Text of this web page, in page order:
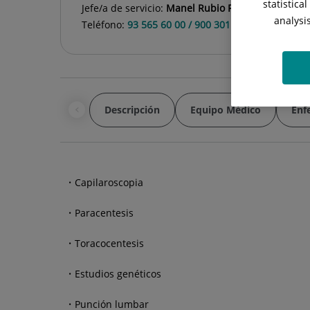
Jefe/a de servicio: Manel Rubio Rivas
Teléfono: 93 565 60 00 / 900 301 013
Descripción Equipo Médico
Capilaroscopia
Paracentesis
Toracocentesis
Estudios genéticos
Punción lumbar
statistical